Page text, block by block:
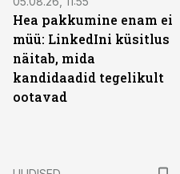
Hea pakkumine enam ei
müü: LinkedIni küsitlus
näitab, mida
kandidaadid tegelikult
ootavad